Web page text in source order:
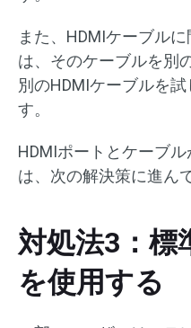
また、HDMIケーブル
は、そのケーブルを別
別のHDMIケーブルを
す。
HDMIポートとケーブ
は、次の解決策に進ん
対処法3：標
を使用する